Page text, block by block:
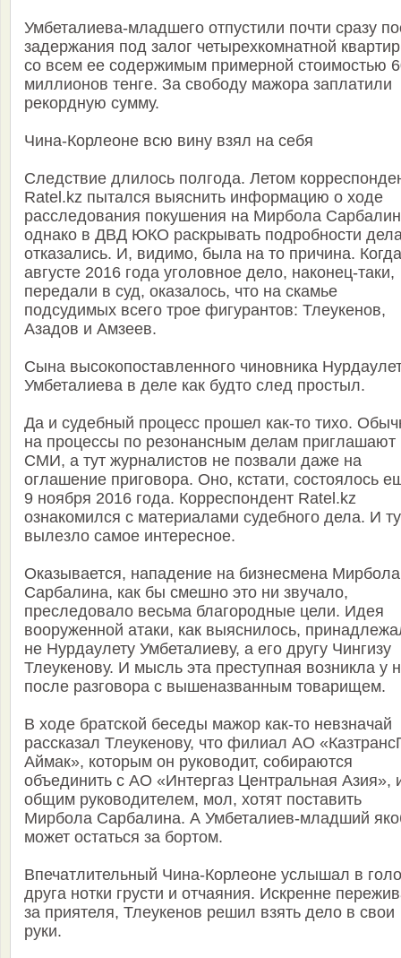
Умбеталиева-младшего отпустили почти сразу
задержания под залог четырехкомнатной
со всем ее содержимым примерной стоимостью
миллионов тенге. За свободу мажора заплатили
рекордную сумму.
Чина-Корлеоне всю вину взял на себя
Следствие длилось полгода. Летом
Ratel.kz пытался выяснить информацию о ходе
расследования покушения на Мирбола
однако в ДВД ЮКО раскрывать подробности
отказались. И, видимо, была на то причина.
августе 2016 года уголовное дело, наконец-таки,
передали в суд, оказалось, что на скамье
подсудимых всего трое фигурантов: Тлеукенов,
Азадов и Амзеев.
Сына высокопоставленного чиновника
Умбеталиева в деле как будто след простыл.
Да и судебный процесс прошел как-то тихо.
на процессы по резонансным делам приглашают
СМИ, а тут журналистов не позвали даже на
оглашение приговора. Оно, кстати, состоялось
9 ноября 2016 года. Корреспондент Ratel.kz
ознакомился с материалами судебного дела. И
вылезло самое интересное.
Оказывается, нападение на бизнесмена Мирбола
Сарбалина, как бы смешно это ни звучало,
преследовало весьма благородные цели. Идея
вооруженной атаки, как выяснилось,
не Нурдаулету Умбеталиеву, а его другу Чингизу
Тлеукенову. И мысль эта преступная возникла у
после разговора с вышеназванным товарищем.
В ходе братской беседы мажор как-то невзначай
рассказал Тлеукенову, что филиал АО
Аймак», которым он руководит, собираются
объединить с АО «Интергаз Центральная Азия»,
общим руководителем, мол, хотят поставить
Мирбола Сарбалина. А Умбеталиев-младший
может остаться за бортом.
Впечатлительный Чина-Корлеоне услышал в
друга нотки грусти и отчаяния. Искренне
за приятеля, Тлеукенов решил взять дело в свои
руки.